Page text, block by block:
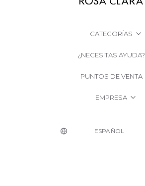
CATEGORÍAS
¿NECESITAS AYUDA?
PUNTOS DE VENTA
EMPRESA